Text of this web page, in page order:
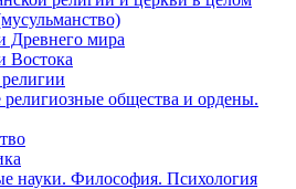
Древнего мира
Востока
общества и ордены.
науки. Философия. Психология